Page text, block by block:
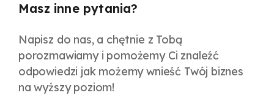
Masz inne pytania?
Napisz do nas, a chętnie z Tobą
porozmawiamy i pomożemy Ci znaleźć
odpowiedzi jak możemy wnieść Twój biznes
na wyższy poziom!